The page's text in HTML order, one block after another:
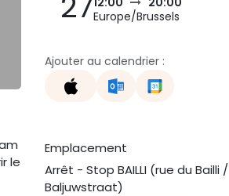
le
Europe/Brussels
Ajouter au calendrier :
Emplacement
Arrêt - Stop BAILLI (rue du Bailli /
Baljuwstraat)